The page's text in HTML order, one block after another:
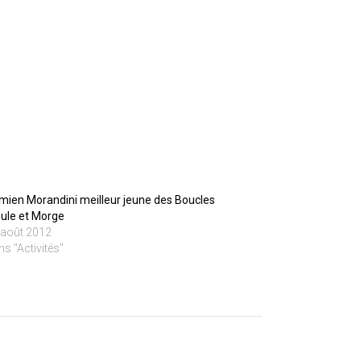
Morandini meilleur jeune des Boucles
et Morge
2012
"Activités"